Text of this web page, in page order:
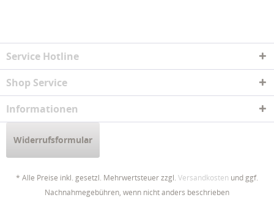
Service Hotline
Shop Service
Informationen
Widerrufsformular
* Alle Preise inkl. gesetzl. Mehrwertsteuer zzgl. Versandkosten und ggf.
Nachnahmegebühren, wenn nicht anders beschrieben